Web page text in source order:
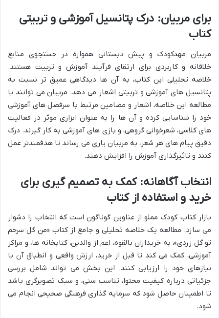
برای مربیان: درک پتانسیل آموزشی و تربیتی
کتاب
مربیان مهدکودک و پیش دبستانی همواره در جستجوی منابع
خلاقانه و کاربردی برای ارتقای فرآیند آموزش و تربیت هستند.
خلاصه تحلیلی این کتاب، به آن ها دیدگاهی عمیق تر نسبت به
پتانسیل های آموزشی و تربیتی اشعار می دهد. مربیان می توانند با
مطالعه این خلاصه، اشعار و مضامین مرتبط با سرفصل های آموزشی
خود را شناسایی کرده و آن ها را به عنوان ابزاری موثر در فعالیت
های کلاسی، شعرخوانی گروهی، و بازی های آموزشی به کار گیرند. درک
دقیق پیام های هر شعر، به مربیان یاری می رساند تا هدفمندتر عمل
کنند و تاثیرگذاری آموزش را افزایش دهند.
انتخاب آگاهانه: کمک به تصمیم گیری برای
خرید و استفاده از کتاب
بازار کتاب کودک مملو از عناوین گوناگون است که انتخاب را دشوار
می سازد. مطالعه یک خلاصه تحلیلی و جامع از کتاب «من گل سرخم
تو گل زردی»، به خریداران بالقوه، اعم از والدین، کتابخانه ها، و مراکز
آموزشی، کمک می کند تا قبل از خرید، ارزش واقعی و انطباق آن با
نیازهای خود را ارزیابی کنند. این بخش می تواند شامل بررسی
جزئیاتی درباره کیفیت محتوا، تناسب سنی، و سبک تصویرگری باشد
تا اطمینان حاصل شود که سرمایه گذاری فرهنگی صحیحی انجام می
شود.